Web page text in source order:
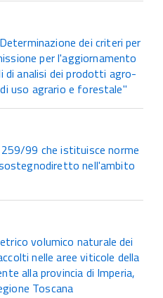
dei criteri per
per l'aggiornamento
di analisi dei prodotti agro-
uso agrario e forestale"
99 che istituisce norme
nell'ambito
volumico naturale dei
nelle aree viticole della
alla provincia di Imperia,
Toscana